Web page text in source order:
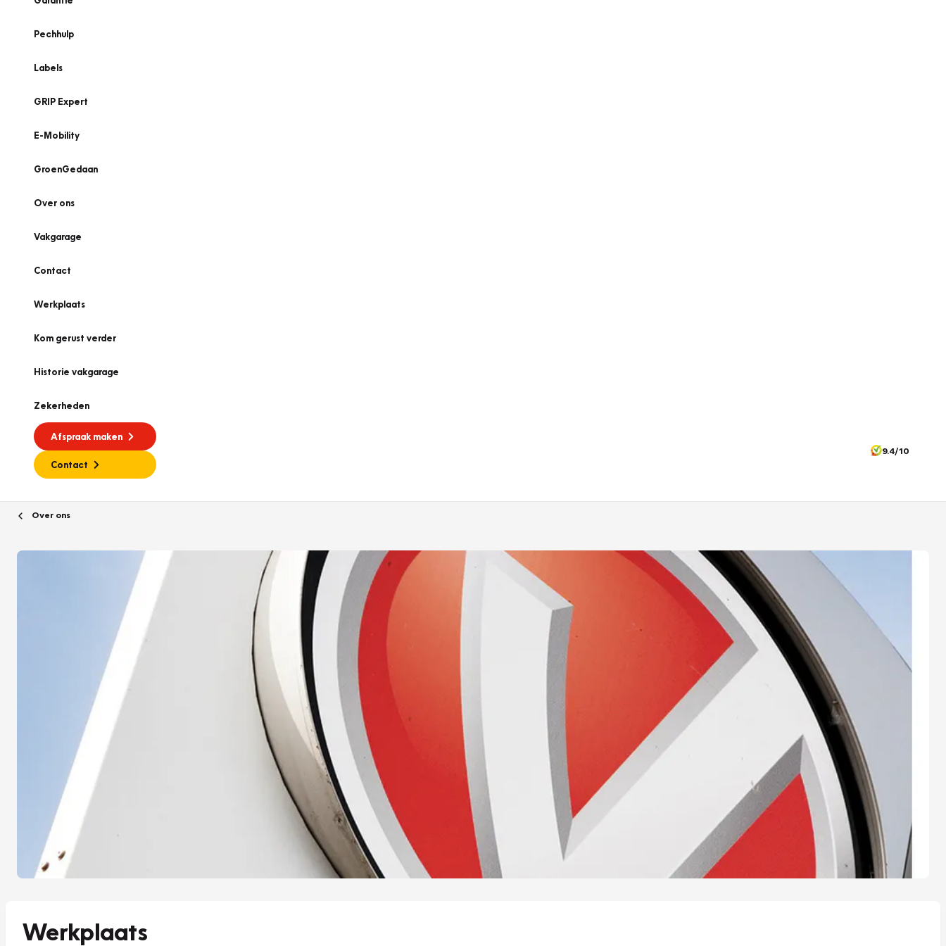
Pechhulp
Labels
GRIP Expert
E-Mobility
GroenGedaan
Over ons
Vakgarage
Contact
Werkplaats
Kom gerust verder
Historie vakgarage
Zekerheden
Afspraak maken
Contact
9.4/10
Over ons
Werkplaats